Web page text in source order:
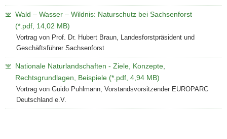
Wald – Wasser – Wildnis: Naturschutz bei Sachsenforst
(*.pdf, 14,02 MB)
Vortrag von Prof. Dr. Hubert Braun, Landesforstpräsident und
Geschäftsführer Sachsenforst
Nationale Naturlandschaften - Ziele, Konzepte,
Rechtsgrundlagen, Beispiele (*.pdf, 4,94 MB)
Vortrag von Guido Puhlmann, Vorstandsvorsitzender EUROPARC
Deutschland e.V.